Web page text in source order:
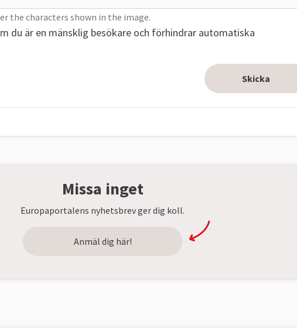
the characters shown in the image.
du är en mänsklig besökare och förhindrar automatiska
Missa inget
Europaportalens nyhetsbrev ger dig koll.
Anmäl dig här!